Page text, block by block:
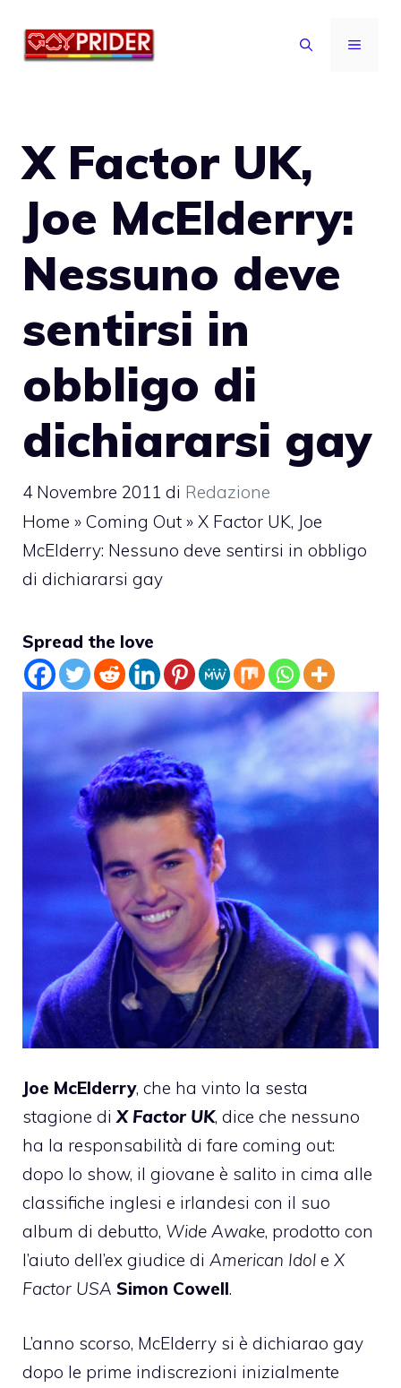
MENU
X Factor UK,
Joe McElderry:
Nessuno deve
sentirsi in
obbligo di
dichiararsi gay
4 Novembre 2011 di Redazione
Home » Coming Out » X Factor UK, Joe
McElderry: Nessuno deve sentirsi in obbligo
di dichiararsi gay
Spread the love
Joe McElderry, che ha vinto la sesta
stagione diX Factor UK, dice che nessuno
ha la responsabilità di fare coming out:
dopo lo show, il giovane è salito in cima alle
classifiche inglesi e irlandesi con il suo
album di debutto, Wide Awake, prodotto con
l’aiuto dell’ex giudice di American Idol e X
Factor USA Simon Cowell.
L’anno scorso, McElderry si è dichiarao gay
dopo le prime indiscrezioni inizialmente